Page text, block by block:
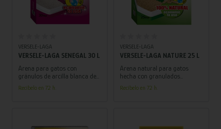
VERSELE-LAGA
VERSELE-LAGA SENEGAL 30 L
Arena para gatos con
gránulos de arcilla blanca de
Senegal.
Recíbelo en 72 h.
VERSELE-LAGA
VERSELE-LAGA NATURE 25 L
Arena natural para gatos
hecha con granulados
prensados de madera.
Recíbelo en 72 h.